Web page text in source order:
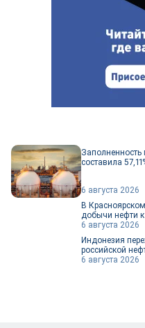
Заполненность
составила
6 августа 2026
В
добычи нефти
6 августа 2026
Индонезия
российской
6 августа 2026